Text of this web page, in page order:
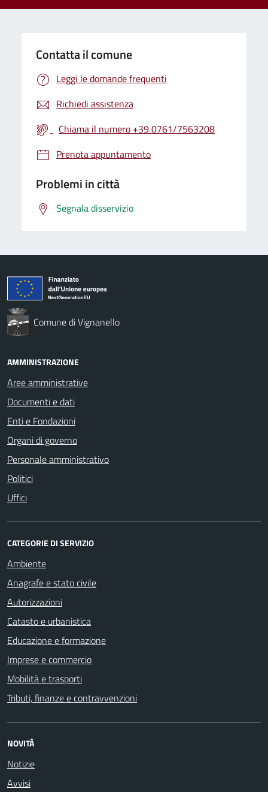
Contatta il comune
Leggi le domande frequenti
Richiedi assistenza
Chiama il numero +39 0761/7563208
Prenota appuntamento
Problemi in città
Segnala disservizio
Comune di Vignanello
AMMINISTRAZIONE
Aree amministrative
Documenti e dati
Enti e Fondazioni
Organi di governo
Personale amministrativo
Politici
Uffici
CATEGORIE DI SERVIZIO
Ambiente
Anagrafe e stato civile
Autorizzazioni
Catasto e urbanistica
Educazione e formazione
Imprese e commercio
Mobilità e trasporti
Tributi, finanze e contravvenzioni
NOVITÀ
Notizie
Avvisi